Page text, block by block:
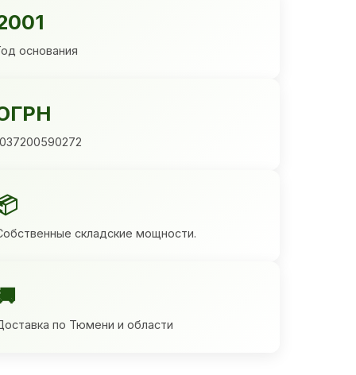
основания
складские мощности.
по Тюмени и области